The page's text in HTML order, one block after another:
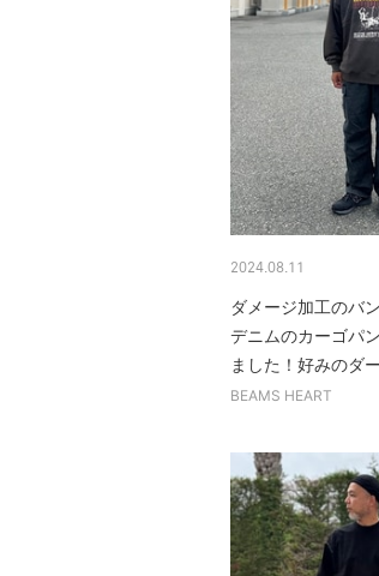
2024.08.11
ダメージ加工のバ
デニムのカーゴパ
ました！好みのダ
BEAMS HEART